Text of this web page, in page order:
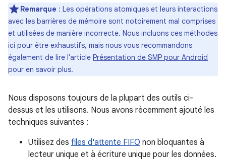
Remarque : Les opérations atomiques et leurs interactions
avec les barrières de mémoire sont notoirement mal comprises
et utilisées de manière incorrecte. Nous incluons ces méthodes
ici pour être exhaustifs, mais nous vous recommandons
également de lire l'article Présentation de SMP pour Android
pour en savoir plus.
Nous disposons toujours de la plupart des outils ci-
dessus et les utilisons. Nous avons récemment ajouté les
techniques suivantes :
Utilisez des files d'attente FIFO non bloquantes à
lecteur unique et à écriture unique pour les données.